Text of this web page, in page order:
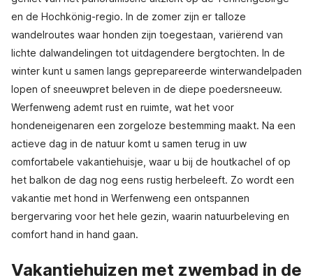
en de Hochkönig-regio. In de zomer zijn er talloze
wandelroutes waar honden zijn toegestaan, variërend van
lichte dalwandelingen tot uitdagendere bergtochten. In de
winter kunt u samen langs geprepareerde winterwandelpaden
lopen of sneeuwpret beleven in de diepe poedersneeuw.
Werfenweng ademt rust en ruimte, wat het voor
hondeneigenaren een zorgeloze bestemming maakt. Na een
actieve dag in de natuur komt u samen terug in uw
comfortabele vakantiehuisje, waar u bij de houtkachel of op
het balkon de dag nog eens rustig herbeleeft. Zo wordt een
vakantie met hond in Werfenweng een ontspannen
bergervaring voor het hele gezin, waarin natuurbeleving en
comfort hand in hand gaan.
Vakantiehuizen met zwembad in de